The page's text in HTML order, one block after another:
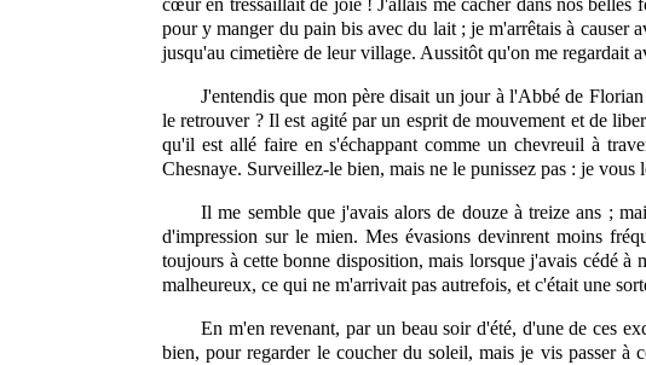
cœur en tressaillait de joie ! J'allais me cacher dans nos belles
pour y manger du pain bis avec du lait ; je m'arrêtais à causer
jusqu'au cimetière de leur village. Aussitôt qu'on me regardait
J'entendis que mon père disait un jour à l'Abbé de
le retrouver ? Il est agité par un esprit de mouvement et de
qu'il est allé faire en s'échappant comme un chevreuil à
Chesnaye. Surveillez-le bien,mais ne le punissez pas : je vous
Il me semble que j'avais alors de douze à treize ans ;
d'impression sur le mien. Mes évasions devinrent moins
toujours à cette bonne disposition, mais lorsque j'avais cédé
malheureux, ce qui ne m'arrivait pas autrefois, et c'était une
En m'en revenant, par un beau soir d'été, d'une de ces
bien, pour regarder le coucher du soleil, mais je vis passer à